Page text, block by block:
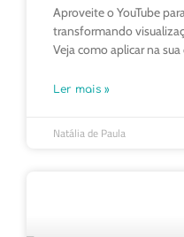
Aproveite o YouTube
transformando
Veja como aplicar na
Ler mais »
Natália de Paula